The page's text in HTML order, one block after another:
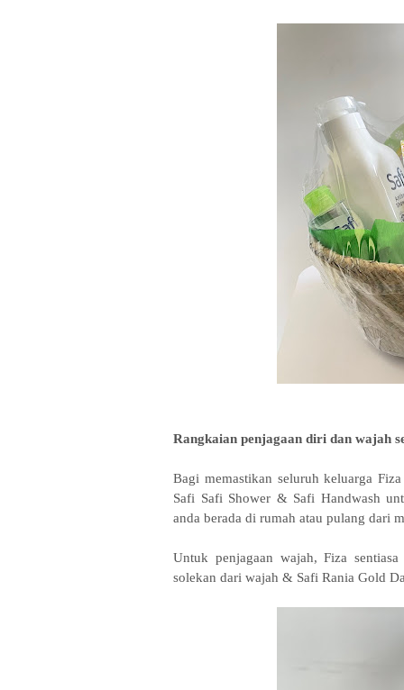
Rangkaian penjagaan diri dan wajah
Bagi memastikan seluruh keluarga
Safi Safi Shower & Safi Handwash
anda berada di rumah atau pulang dari
Untuk penjagaan wajah, Fiza
solekan dari wajah & Safi Rania Gold